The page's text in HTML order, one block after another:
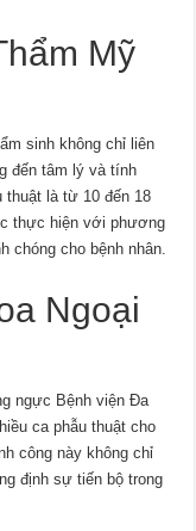
Mỹ
sinh không chỉ liên
đến tâm lý và tính
là từ 10 đến 18
thực hiện với phương
chóng cho bệnh nhân.
Ngoại
ngực Bệnh viện Đa
ca phẫu thuật cho
công này không chỉ
định sự tiến bộ trong